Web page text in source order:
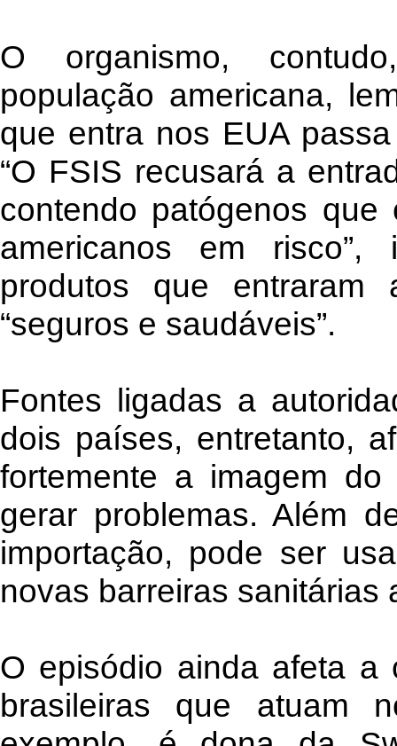
O organismo,
população americana,
que entra nos EUA
“O FSIS recusará a
contendo patógenos que
americanos em
produtos que
“seguros e saudáveis”.
Fontes ligadas a
dois países, entretanto,
fortemente a imagem
gerar problemas. Além
importação, pode ser
novas barreiras sanitárias
O episódio ainda afeta a
brasileiras que